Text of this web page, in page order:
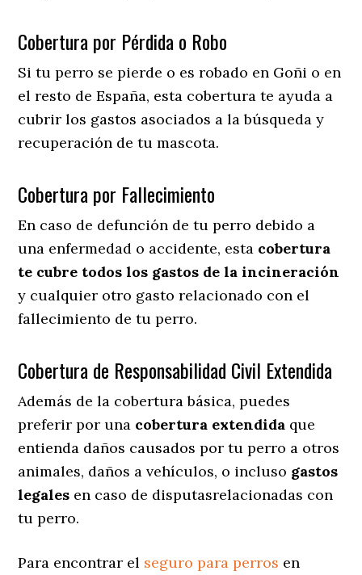
Cobertura por Pérdida o Robo
Si tu perro se pierde o es robado en Goñi o en
el resto de España, esta cobertura te ayuda a
cubrir los gastos asociados a la búsqueda y
recuperación de tu mascota.
Cobertura por Fallecimiento
En caso de defunción de tu perro debido a
una enfermedad o accidente, esta cobertura
te cubre todos los gastos de la incineración
y cualquier otro gasto relacionado con el
fallecimiento de tu perro.
Cobertura de Responsabilidad Civil Extendida
Además de la cobertura básica, puedes
preferir por una cobertura extendida que
entienda daños causados por tu perro a otros
animales, daños a vehículos, o incluso gastos
legales en caso de disputasrelacionadas con
tu perro.
Para encontrar el seguro para perros en